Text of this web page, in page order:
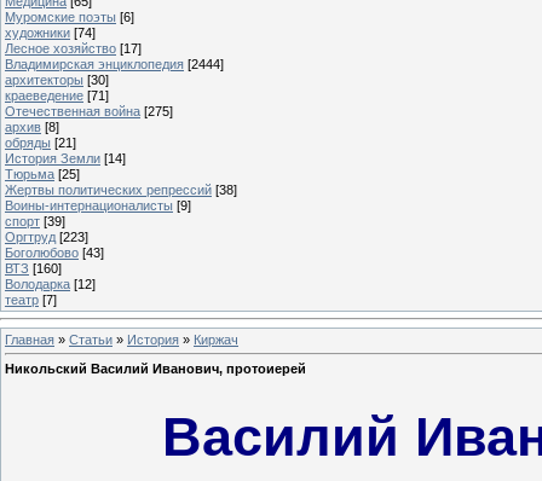
Муромские поэты [6]
художники [74]
Лесное хозяйство [17]
Владимирская энциклопедия [2444]
архитекторы [30]
краеведение [71]
Отечественная война [275]
архив [8]
обряды [21]
История Земли [14]
Тюрьма [25]
Жертвы политических репрессий [38]
Воины-интернационалисты [9]
спорт [39]
Оргтруд [223]
Боголюбово [43]
ВТЗ [160]
Володарка [12]
театр [7]
Главная » Статьи » История » Киржач
Никольский Василий Иванович, протоиерей
Василий